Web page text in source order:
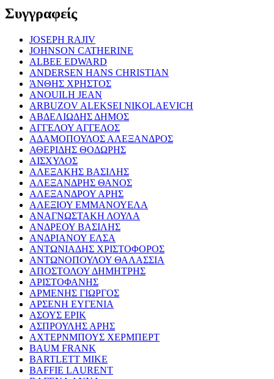
Συγγραφείς
JOSEPH RAJIV
JOHNSON CATHERINE
ALBEE EDWARD
ANDERSEN HANS CHRISTIAN
ΆΝΘΗΣ ΧΡΗΣΤΟΣ
ANOUILH JEAN
ARBUZOV ALEKSEI NIKOLAEVICH
ΑΒΔΕΛΙΩΔΗΣ ΔΗΜΟΣ
ΑΓΓΕΛΟΥ ΑΓΓΕΛΟΣ
ΑΔΑΜΟΠΟΥΛΟΣ ΑΛΕΞΑΝΔΡΟΣ
ΑΘΕΡΙΔΗΣ ΘΟΔΩΡΗΣ
ΑΙΣΧΥΛΟΣ
ΑΛΕΞΑΚΗΣ ΒΑΣΙΛΗΣ
ΑΛΕΞΑΝΔΡΗΣ ΘΑΝΟΣ
ΑΛΕΞΑΝΔΡΟΥ ΑΡΗΣ
ΑΛΕΞΙΟΥ ΕΜΜΑΝΟΥΕΛΑ
ΑΝΑΓΝΩΣΤΑΚΗ ΛΟΥΛΑ
ΑΝΔΡΕΟΥ ΒΑΣΙΛΗΣ
ΑΝΔΡΙΑΝΟΥ ΕΛΣΑ
ΑΝΤΩΝΙΑΔΗΣ ΧΡΙΣΤΟΦΟΡΟΣ
ΑΝΤΩΝΟΠΟΥΛΟΥ ΘΑΛΑΣΣΙΑ
ΑΠΟΣΤΟΛΟΥ ΔΗΜΗΤΡΗΣ
ΑΡΙΣΤΟΦΑΝΗΣ
ΑΡΜΕΝΗΣ ΓΙΩΡΓΟΣ
ΑΡΣΕΝΗ ΕΥΓΕΝΙΑ
ΑΣΟΥΣ ΕΡΙΚ
ΑΣΠΡΟΥΛΗΣ ΑΡΗΣ
ΑΧΤΕΡΝΜΠΟΥΣ ΧΕΡΜΠΕΡΤ
BAUM FRANK
BARTLETT MIKE
BAFFIE LAURENT